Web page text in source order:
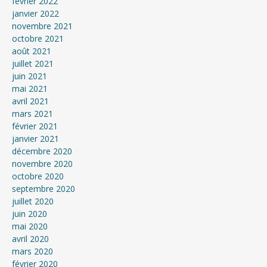
janvier 2022
novembre 2021
octobre 2021
août 2021
juillet 2021
juin 2021
mai 2021
avril 2021
mars 2021
février 2021
janvier 2021
décembre 2020
novembre 2020
octobre 2020
septembre 2020
juillet 2020
juin 2020
mai 2020
avril 2020
mars 2020
février 2020